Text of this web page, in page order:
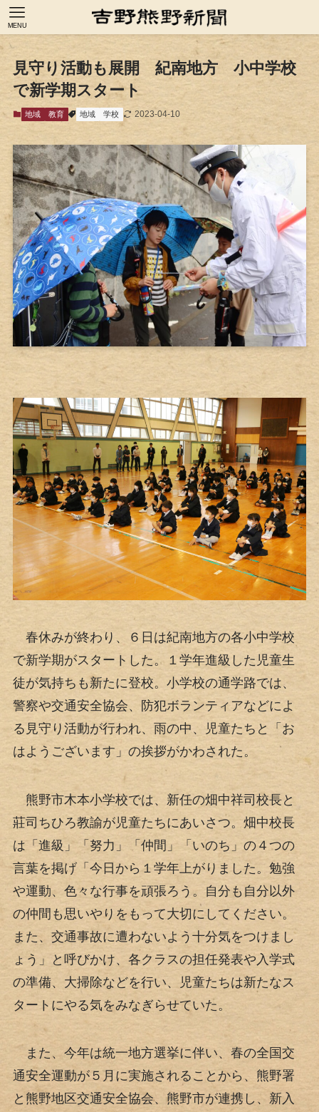
MENU
見守り活動も展開 紀南地方 小中学校
で新学期スタート
地域 教育 地域 学校 2023-04-10
春休みが終わり、６日は紀南地方の各小中学校
で新学期がスタートした。１学年進級した児童生
徒が気持ちも新たに登校。小学校の通学路では、
警察や交通安全協会、防犯ボランティアなどによ
る見守り活動が行われ、雨の中、児童たちと「お
はようございます」の挨拶がかわされた。
熊野市木本小学校では、新任の畑中祥司校長と
莊司ちひろ教諭が児童たちにあいさつ。畑中校長
は「進級」「努力」「仲間」「いのち」の４つの
言葉を掲げ「今日から１学年上がりました。勉強
や運動、色々な行事を頑張ろう。自分も自分以外
の仲間も思いやりをもって大切にしてください。
また、交通事故に遭わないよう十分気をつけまし
ょう」と呼びかけ、各クラスの担任発表や入学式
の準備、大掃除などを行い、児童たちは新たなス
タートにやる気をみなぎらせていた。
また、今年は統一地方選挙に伴い、春の全国交
通安全運動が５月に実施されることから、熊野署
と熊野地区交通安全協会、熊野市が連携し、新入